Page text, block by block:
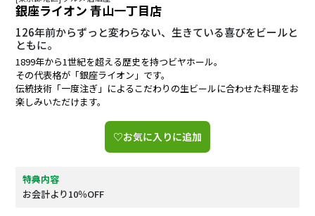
銀座ライオン 青山一丁目店
126年前からずっと変わらない、生きている喜びをビールと
ともに。
1899年から1世紀を超える歴史を持つビヤホール。
その代表格が「銀座ライオン」です。
伝統技術「一度注ぎ」によるこだわりの生ビールに合わせた料理をお
楽しみいただけます。
♡お気に入りに追加
特典内容
お会計より10％OFF